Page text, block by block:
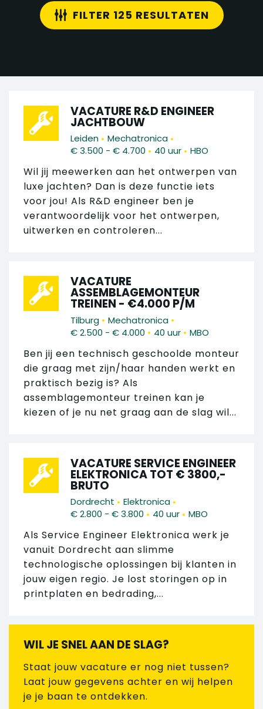
FILTER 125 RESULTATEN
VACATURE R&D ENGINEER
JACHTBOUW
Leiden • Mechatronica •
€ 3.500 - € 4.700 • 40 uur • HBO
Wil jij meewerken aan het ontwerpen van
luxe jachten? Dan is deze functie iets
voor jou! Als R&D engineer ben je
verantwoordelijk voor het ontwerpen,
uitwerken en controleren...
VACATURE
ASSEMBLAGEMONTEUR
TREINEN - €4.000 P/M
Tilburg • Mechatronica •
€ 2.500 - € 4.000 • 40 uur • MBO
Ben jij een technisch geschoolde monteur
die graag met zijn/haar handen werkt en
praktisch bezig is? Als
assemblagemonteur treinen kan je
kiezen of je nu net graag aan de slag wil...
VACATURE SERVICE ENGINEER
ELEKTRONICA TOT € 3800,-
BRUTO
Dordrecht • Elektronica •
€ 2.800 - € 3.800 • 40 uur • MBO
Als Service Engineer Elektronica werk je
vanuit Dordrecht aan slimme
technologische oplossingen bij klanten in
jouw eigen regio. Je lost storingen op in
printplaten en bedrading,...
WIL JE SNEL AAN DE SLAG?
Staat jouw vacature er nog niet tussen?
Laat jouw gegevens achter en wij helpen
je je baan te ontdekken.